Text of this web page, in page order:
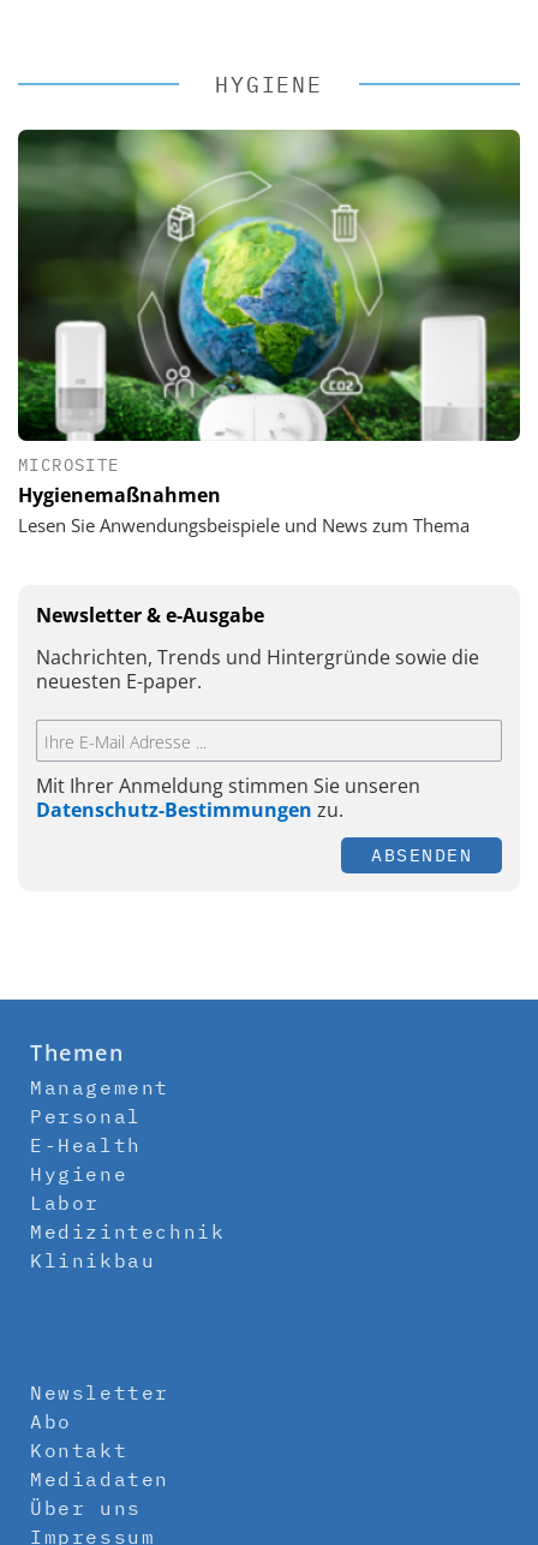
HYGIENE
MICROSITE
Hygienemaßnahmen
Lesen Sie Anwendungsbeispiele und News zum Thema
Newsletter & e-Ausgabe
Nachrichten, Trends und Hintergründe sowie die
neuesten E-paper.
Mit Ihrer Anmeldung stimmen Sie unseren
Datenschutz-Bestimmungen zu.
ABSENDEN
Themen
Management
Personal
E-Health
Hygiene
Labor
Medizintechnik
Klinikbau
Newsletter
Abo
Kontakt
Mediadaten
Über uns
Impressum